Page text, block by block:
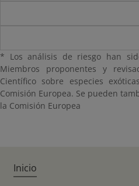
* Los análisis de riesgo han
Miembros proponentes y
Científico sobre especies
Comisión Europea. Se pueden
la Comisión Europea
Inicio